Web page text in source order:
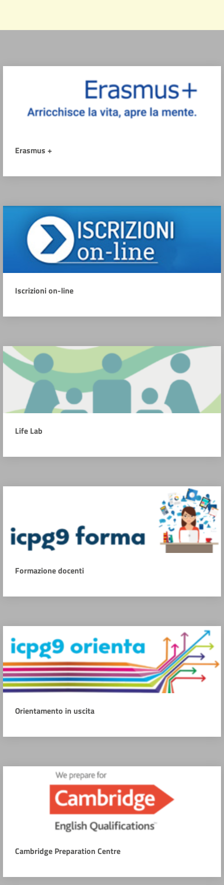
Erasmus +
Iscrizioni on-line
Life Lab
Formazione docenti
Orientamento in uscita
Cambridge Preparation Centre